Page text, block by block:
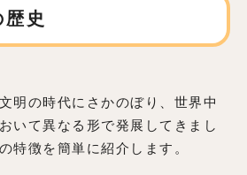
史
明の時代にさかのぼり、世界中
いて異なる形で発展してきまし
特徴を簡単に紹介します。